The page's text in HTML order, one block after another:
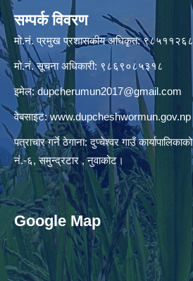
सम्पर्क विवरण
मो.नं. प्रमुख प्रशासकीय अधिकृत:
मो.नं. सूचना अधिकारी: ९८६९०८५३१८
इमेल:dupcherumun2017@gmail.com
वेबसाइट:www.dupcheshwormun.gov.np
पत्राचार गर्ने ठेगाना: दुप्चेश्वर गाउँ
नं.-६, समुन्द्रटार , नुवाकोट।
Google Map